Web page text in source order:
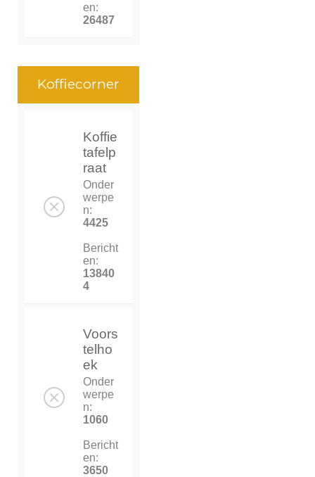
en:
26487
Koffiecorner
Koffie
tafelp
raat
Onder
werpe
n:
4425
Bericht
en:
13840
4
Voors
telho
ek
Onder
werpe
n:
1060
Bericht
en:
3650